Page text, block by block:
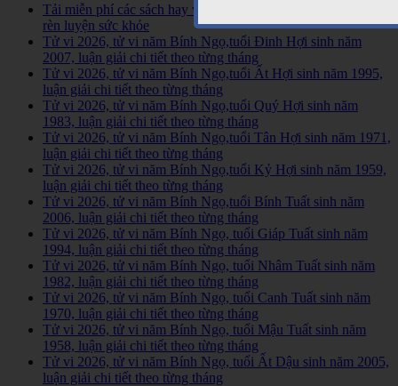
Tải miễn phí các sách hay về tinh hoa võ học trên Thế Giới,
rèn luyện sức khỏe
Tử vi 2026, tử vi năm Bính Ngọ,tuổi Đinh Hợi sinh năm
2007, luận giải chi tiết theo từng tháng
Tử vi 2026, tử vi năm Bính Ngọ,tuổi Ất Hợi sinh năm 1995,
luận giải chi tiết theo từng tháng
Tử vi 2026, tử vi năm Bính Ngọ,tuổi Quý Hợi sinh năm
1983, luận giải chi tiết theo từng tháng
Tử vi 2026, tử vi năm Bính Ngọ,tuổi Tân Hợi sinh năm 1971,
luận giải chi tiết theo từng tháng
Tử vi 2026, tử vi năm Bính Ngọ,tuổi Kỷ Hợi sinh năm 1959,
luận giải chi tiết theo từng tháng
Tử vi 2026, tử vi năm Bính Ngọ,tuổi Bính Tuất sinh năm
2006, luận giải chi tiết theo từng tháng
Tử vi 2026, tử vi năm Bính Ngọ, tuổi Giáp Tuất sinh năm
1994, luận giải chi tiết theo từng tháng
Tử vi 2026, tử vi năm Bính Ngọ, tuổi Nhâm Tuất sinh năm
1982, luận giải chi tiết theo từng tháng
Tử vi 2026, tử vi năm Bính Ngọ, tuổi Canh Tuất sinh năm
1970, luận giải chi tiết theo từng tháng
Tử vi 2026, tử vi năm Bính Ngọ, tuổi Mậu Tuất sinh năm
1958, luận giải chi tiết theo từng tháng
Tử vi 2026, tử vi năm Bính Ngọ, tuổi Ất Dậu sinh năm 2005,
luận giải chi tiết theo từng tháng